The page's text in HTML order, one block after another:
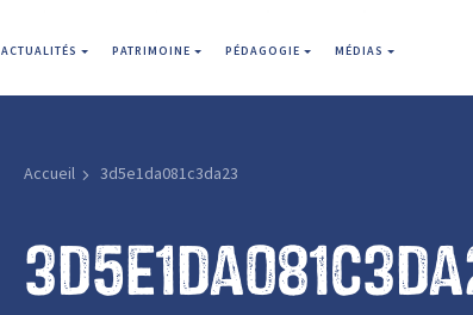
ACTUALITÉS PATRIMOINE PÉDAGOGIE MÉDIAS
Accueil 3d5e1da081c3da23